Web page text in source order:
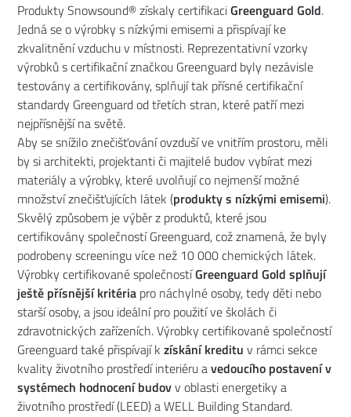
Produkty Snowsound® získaly certifikaciGreenguard Gold.
Jedná se o výrobky s nízkými emisemi a přispívají ke
zkvalitnění vzduchu v místnosti. Reprezentativní vzorky
výrobků s certifikační značkou Greenguard byly nezávisle
testovány a certifikovány, splňují tak přísné certifikační
standardy Greenguard od třetích stran, které patří mezi
nejpřísnější na světě.
Aby se snížilo znečišťování ovzduší ve vnitřím prostoru, měli
by si architekti, projektanti či majitelé budov vybírat mezi
materiály a výrobky, které uvolňují co nejmenší možné
množství znečišťujících látek (produkty s nízkými emisemi).
Skvělý způsobem je výběr z produktů, které jsou
certifikovány společností Greenguard, což znamená, že byly
podrobeny screeningu více než 10 000 chemických látek.
Výrobky certifikované společnostíGreenguard Gold splňují
ještě přísnější kritéria pro náchylné osoby, tedy děti nebo
starší osoby, a jsou ideální pro použití ve školách či
zdravotnických zařízeních. Výrobky certifikované společností
Greenguard také přispívají k získání kreditu v rámci sekce
kvality životního prostředí interiéru avedoucího postavenív
systémech hodnocení budovv oblasti energetiky a
životního prostředí (LEED) a WELL Building Standard.